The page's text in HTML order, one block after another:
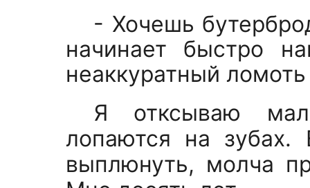
- Хочешь
начинает быстро
неаккуратный
Я отксываю
лопаются на
выплюнуть, молча